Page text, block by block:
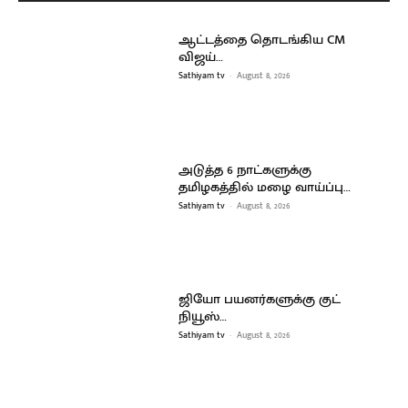
ஆட்டத்தை தொடங்கிய CM
விஜய்…
Sathiyam tv - August 8, 2026
அடுத்த 6 நாட்களுக்கு
தமிழகத்தில் மழை வாய்ப்பு…
Sathiyam tv - August 8, 2026
ஜியோ பயனர்களுக்கு குட்
நியூஸ்…
Sathiyam tv - August 8, 2026